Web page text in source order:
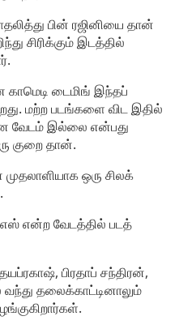
பின் ரஜினியை தான்
சிரிக்கும் இடத்தில்
காமெடி டைமிங் இந்தப்
மற்ற படங்களை விட இதில்
வேடம் இல்லை என்பது
குறை தான்.
முதலாளியாக ஒரு சிலக்
என்ற வேடத்தில் படத்
பிரதாப் சந்திரன்,
வந்து தலைக்காட்டினாலும்